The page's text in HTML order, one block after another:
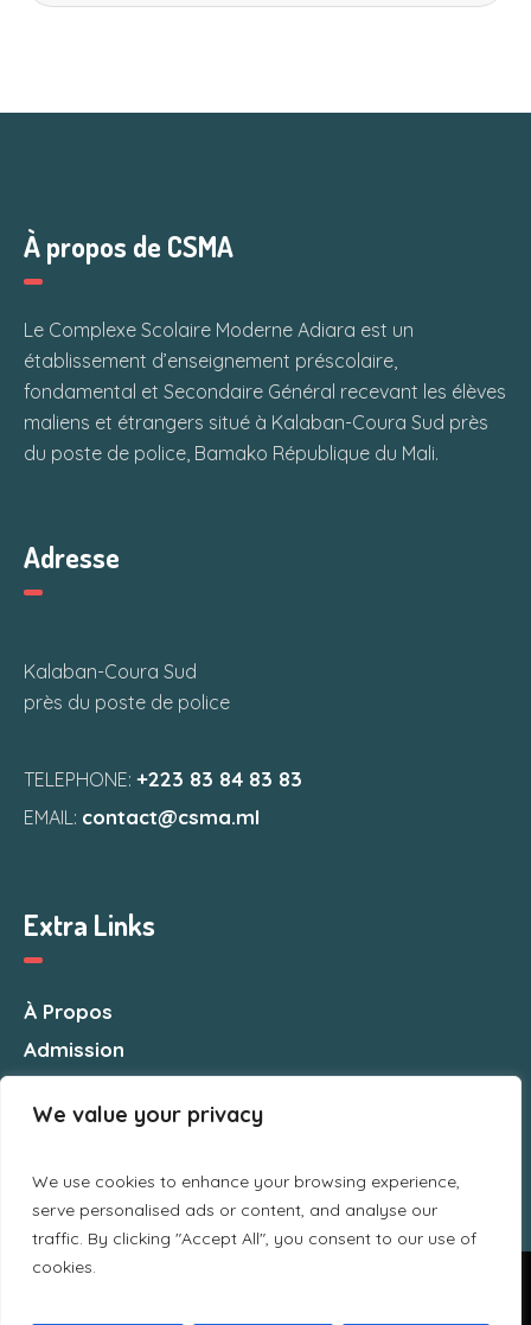
We value your privacy
We use cookies to enhance your browsing experience,
serve personalised ads or content, and analyse our
traffic. By clicking "Accept All", you consent to our use of
cookies.
À propos de CSMA
Le Complexe Scolaire Moderne Adiara est un
établissement d’enseignement préscolaire,
fondamental et Secondaire Général recevant les élèves
maliens et étrangers situé à Kalaban-Coura Sud près
du poste de police, Bamako République du Mali.
Adresse
Kalaban-Coura Sud
près du poste de police
TELEPHONE:+223 83 84 83 83
EMAIL: contact@csma.ml
Extra Links
À Propos
Admission